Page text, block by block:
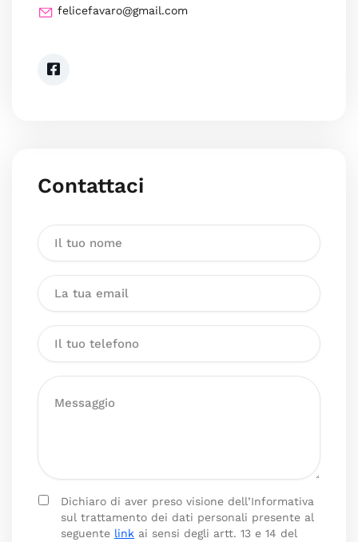
felicefavaro@gmail.com
Contattaci
Dichiaro di aver preso visione dell’Informativa
sul trattamento dei dati personali presente al
seguente link ai sensi degli artt. 13 e 14 del